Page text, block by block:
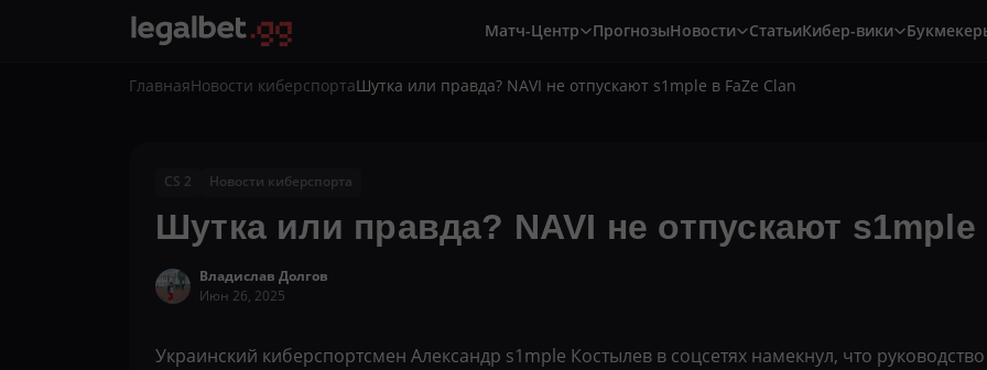
Матч-Центр ПрогнозыНовости СтатьиКибер-вики
ГлавнаяНовости киберспортаШутка или правда? NAVI не отпускают s1mple в FaZe Clan
CS 2 Новости киберспорта
Шутка или правда? NAVI не отпускают s1mple
Владислав Долгов
Июн 26, 2025
Украинский киберспортсмен Александр s1mple Костылев в соцсетях намекнул, что руководство